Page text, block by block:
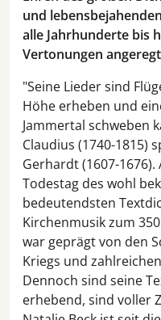
und
alle Jahrhunderte bis
Vertonungen
"Seine Lieder sind
Höhe erheben und
Jammertal schweben
Claudius (1740-1815)
Gerhardt (1607-
Todestag des wohl
bedeutendsten
Kirchenmusik zum
war geprägt von den
Kriegs und
Dennoch sind seine
erhebend, sind voller